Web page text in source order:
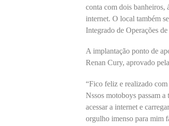
conta com dois banheiros,
internet. O local também
Integrado de Operações
A implantação ponto de
Renan Cury, aprovado
“Fico feliz e realizado
Nssos motoboys passam
acessar a internet e
orgulho imenso para mim